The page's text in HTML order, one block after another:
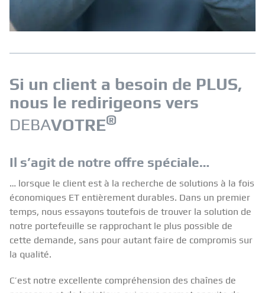
Si un client a besoin de PLUS,
nous le redirigeons vers
DEBAVOTRE®
Il s’agit de notre offre spéciale…
… lorsque le client est à la recherche de solutions à la fois
économiques ET entièrement durables. Dans un premier
temps, nous essayons toutefois de trouver la solution de
notre portefeuille se rapprochant le plus possible de
cette demande, sans pour autant faire de compromis sur
la qualité.
C’est notre excellente compréhension des chaînes de